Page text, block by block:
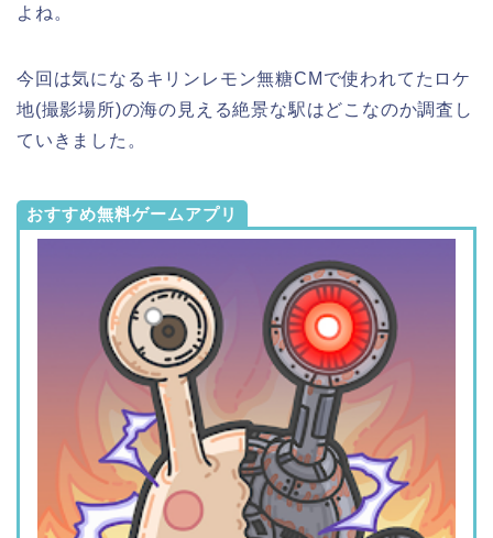
よね。
今回は気になるキリンレモン無糖CMで使われてたロケ
地(撮影場所)の海の見える絶景な駅はどこなのか調査し
ていきました。
おすすめ無料ゲームアプリ